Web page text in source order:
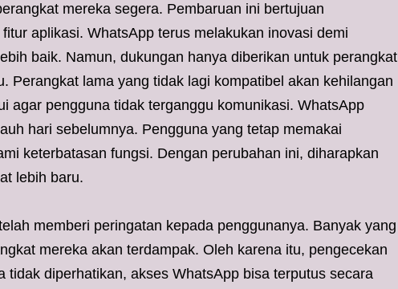
mereka segera. Pembaruan ini bertujuan
aplikasi. WhatsApp terus melakukan inovasi demi
baik. Namun, dukungan hanya diberikan untuk perangkat
Perangkat lama yang tidak lagi kompatibel akan kehilangan
agar pengguna tidak terganggu komunikasi. WhatsApp
hari sebelumnya. Pengguna yang tetap memakai
keterbatasan fungsi. Dengan perubahan ini, diharapkan
lebih baru.
memberi peringatan kepada penggunanya. Banyak yang
mereka akan terdampak. Oleh karena itu, pengecekan
tidak diperhatikan, akses WhatsApp bisa terputus secara